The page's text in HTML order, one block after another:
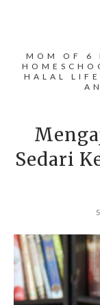
MOM OF 6
HALAL
Sedari